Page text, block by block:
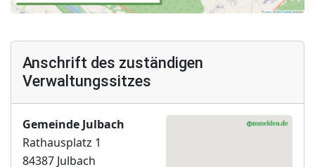
Anschrift des zuständigen
Verwaltungssitzes
Gemeinde Julbach
Rathausplatz 1
84387 Julbach